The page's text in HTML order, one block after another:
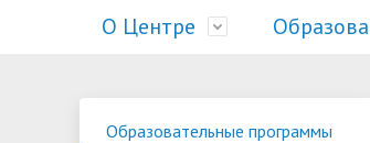
О Центре
Образовательные программы